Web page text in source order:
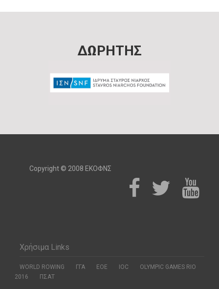
ΔΩΡΗΤΗΣ
Copyright © 2008 ΕΚΟΦΝΣ
Χρήσιμα Links
WORLD ROWING ΓΓΑ ΕΟΕ ΙΟC
OLYMPIC GAMES RIO
2016
ΠΣΑΤ